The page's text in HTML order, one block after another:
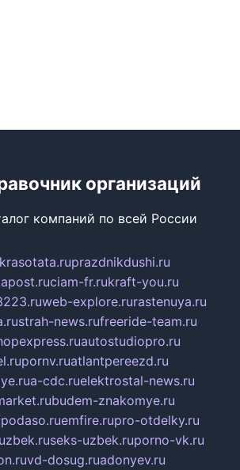
организаций
компаний по всей России
krasotata.ruprazdnikdushi.ru
ciam-fr.rukraft-you.ru
web-explore.rurastenuya.ru
strah-news.rufreeride-team.ru
autostudiopro.ru
pornv.ruatlantpereezd.ru
a-cdc.ruelektrostal-news.ru
budem-znakomye.ru
emfire.rupro-otdelky.ru
seks-uzbek.ruporno-vk.ru
vd-dosug.ruadonyev.ru